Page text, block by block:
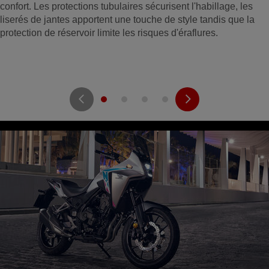
confort. Les protections tubulaires sécurisent l'habillage, les
liserés de jantes apportent une touche de style tandis que la
protection de réservoir limite les risques d'éraflures.